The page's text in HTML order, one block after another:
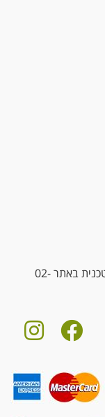
באתר02-